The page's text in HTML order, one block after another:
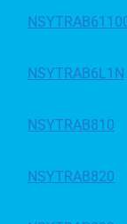
NSYTRAB6L1N
NSYTRAB810
NSYTRAB820